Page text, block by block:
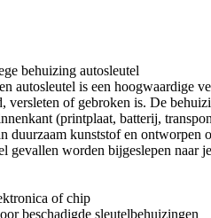
behuizing autosleutel
autosleutel is een hoogwaardige
versleten of gebroken is. De
(printplaat, batterij,
duurzaam kunststof en ontworpen
gevallen worden bijgeslepen naar
of chip
beschadigde sleutelbehuizingen